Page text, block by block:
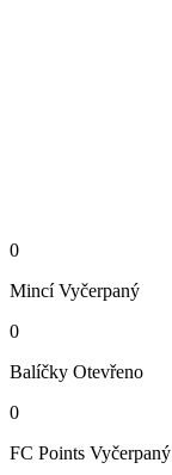
0
Mincí Vyčerpaný
0
Balíčky Otevřeno
0
FC Points Vyčerpaný